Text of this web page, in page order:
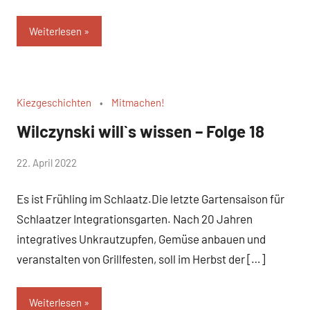
Weiterlesen
Kiezgeschichten Mitmachen!
Wilczynski will`s wissen – Folge 18
von
22. April 2022
Es ist Frühling im Schlaatz.Die letzte Gartensaison für
Schlaatzer Integrationsgarten. Nach 20 Jahren
integratives Unkrautzupfen, Gemüse anbauen und
veranstalten von Grillfesten, soll im Herbst der […]
Weiterlesen